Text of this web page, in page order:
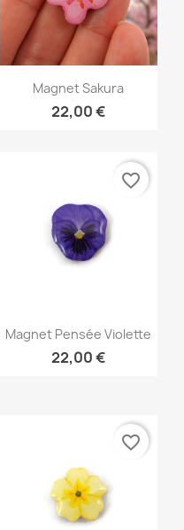
Aperçu rapide
Magnet Sakura
22,00 €
Aperçu rapide
Magnet Pensée Violette
22,00 €
favorite_border
favorite_border